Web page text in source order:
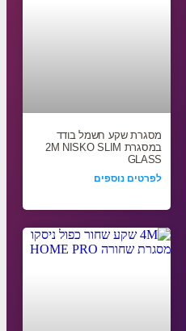
מסגרת שקע חשמל בודד
במסגרת 2M NISKO SLIM
GLASS
לפרטים נוספים